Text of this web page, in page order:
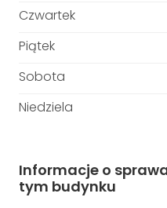
Czwartek
Piątek
Sobota
Niedziela
Informacje o
tym budynku